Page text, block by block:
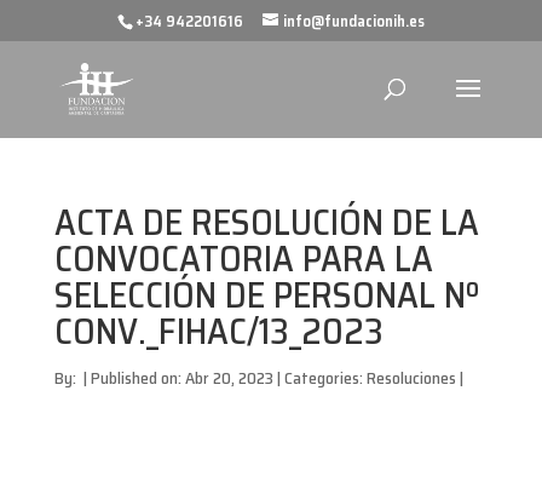
+34 942201616 info@fundacionih.es
ACTA DE RESOLUCIÓN DE LA
CONVOCATORIA PARA LA
SELECCIÓN DE PERSONAL Nº
CONV._FIHAC/13_2023
By: |Published on: Abr 20, 2023|Categories:Resoluciones|